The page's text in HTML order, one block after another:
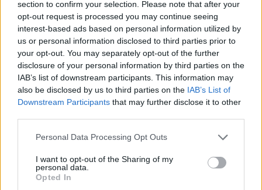
section to confirm your selection. Please note that after your
opt-out request is processed you may continue seeing
interest-based ads based on personal information utilized by
us or personal information disclosed to third parties prior to
your opt-out. You may separately opt-out of the further
disclosure of your personal information by third parties on the
IAB’s list of downstream participants. This information may
also be disclosed by us to third parties on the IAB’s List of
Downstream Participants that may further disclose it to other
Please note that this website/app uses one or more Google
not limited to your visit or usage behaviour. You may click to
grant or deny consent to Google and its third-party tags to
use your data for below specified purposes in below Google
Personal Data Processing Opt Outs
I want to opt-out of the Sharing of my
personal data.
Opted In
6/08/2026 - 10:46μμ
ΠΟΝΤΟΣ